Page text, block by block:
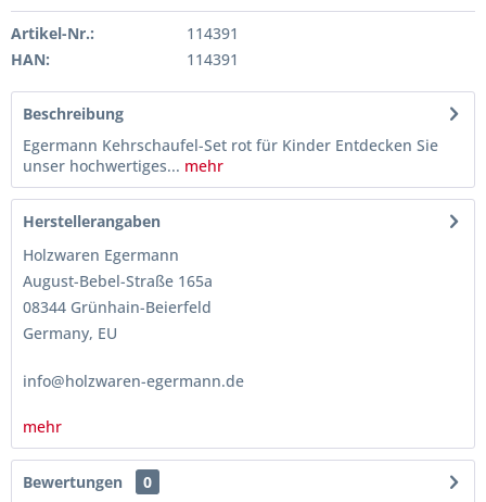
Artikel-Nr.:
114391
HAN:
114391
Beschreibung
Egermann Kehrschaufel-Set rot für Kinder Entdecken Sie
unser hochwertiges... mehr
Herstellerangaben
Holzwaren Egermann
August-Bebel-Straße 165a
08344 Grünhain-Beierfeld
Germany, EU
info@holzwaren-egermann.de
mehr
Bewertungen
0